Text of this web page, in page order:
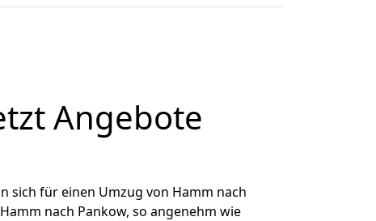
Angebote
sich für einen Umzug von Hamm nach
nach Pankow, so angenehm wie